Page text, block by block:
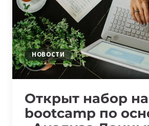
ДЛЯ
МАСШТАБИРОВАНИЯ
СВОИХ
ПРОЕКТОВ
НОВОСТИ
Открыт набор на
bootcamp по